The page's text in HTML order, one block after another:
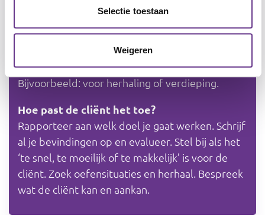
Selectie toestaan
Weigeren
voordat je iets overslaat.
In de werkbladen kom je cross-overs tegen. Een
cross-over is een verwijzing naar materiaal uit
eerdere thema’s die je kan inzetten.
Bijvoorbeeld: voor herhaling of verdieping.
Hoe past de cliënt het toe?
Rapporteer aan welk doel je gaat werken. Schrijf
al je bevindingen op en evalueer. Stel bij als het
‘te snel, te moeilijk of te makkelijk’ is voor de
cliënt. Zoek oefensituaties en herhaal. Bespreek
wat de cliënt kan en aankan.